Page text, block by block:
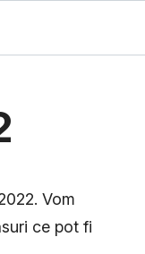
Vom
ce pot fi